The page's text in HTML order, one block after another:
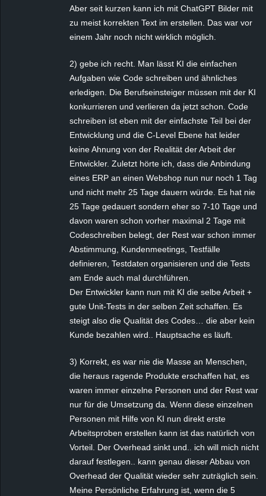
Aber seit kurzen kann ich mit ChatGPT Bilder mit
zu meist korrekten Text im erstellen. Das war vor
einem Jahr noch nicht wirklich möglich.
2) gebe ich recht. Man lässt KI die einfachen
Aufgaben wie Code schreiben und ähnliches
erledigen. Die Berufseinsteiger müssen mit der KI
konkurrieren und verlieren da jetzt schon. Code
schreiben ist eben mit der einfachste Teil bei der
Entwicklung und die C-Level Ebene hat leider
keine Ahnung von der Realität der Arbeit der
Entwickler. Zuletzt hörte ich, dass die Anbindung
eines ERP an einen Webshop nun nur noch 1 Tag
und nicht mehr 25 Tage dauern würde. Es hat nie
25 Tage gedauert sondern eher so 7-10 Tage und
davon waren schon vorher maximal 2 Tage mit
Codeschreiben belegt, der Rest war schon immer
Abstimmung, Kundenmeetings, Testfälle
definieren, Testdaten organisieren und die Tests
am Ende auch mal durchführen.
Der Entwickler kann nun mit KI die selbe Arbeit +
gute Unit-Tests in der selben Zeit schaffen. Es
steigt also die Qualität des Codes… die aber kein
Kunde bezahlen wird.. Hauptsache es läuft.
3) Korrekt, es war nie die Masse an Menschen,
die heraus ragende Produkte erschaffen hat, es
waren immer einzelne Personen und der Rest war
nur für die Umsetzung da. Wenn diese einzelnen
Personen mit Hilfe von KI nun direkt erste
Arbeitsproben erstellen kann ist das natürlich von
Vorteil. Der Overhead sinkt und.. ich will mich nicht
darauf festlegen.. kann genau dieser Abbau von
Overhead der Qualität wieder sehr zuträglich sein.
Meine Persönliche Erfahrung ist, wenn die 5